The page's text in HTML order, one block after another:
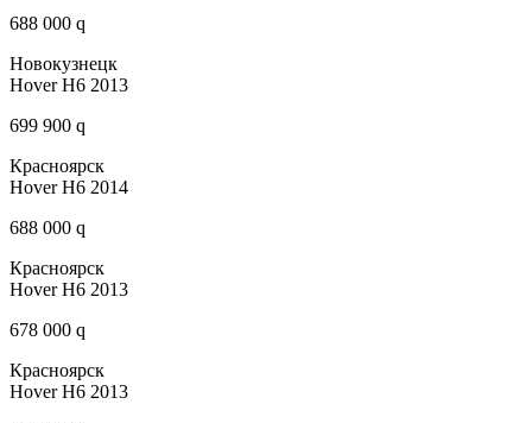
688 000 q
Новокузнецк
Hover H6 2013
699 900 q
Красноярск
Hover H6 2014
688 000 q
Красноярск
Hover H6 2013
678 000 q
Красноярск
Hover H6 2013